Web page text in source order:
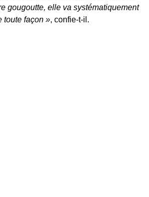
gougoutte, elle va systématiquement
toute façon », confie-t-il.